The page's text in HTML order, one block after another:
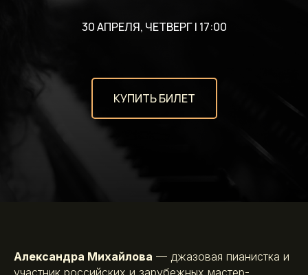
30 АПРЕЛЯ, ЧЕТВЕРГ | 17:00
КУПИТЬ БИЛЕТ
Александра Михайлова — джазовая пианистка и
участник российских и зарубежных мастер-